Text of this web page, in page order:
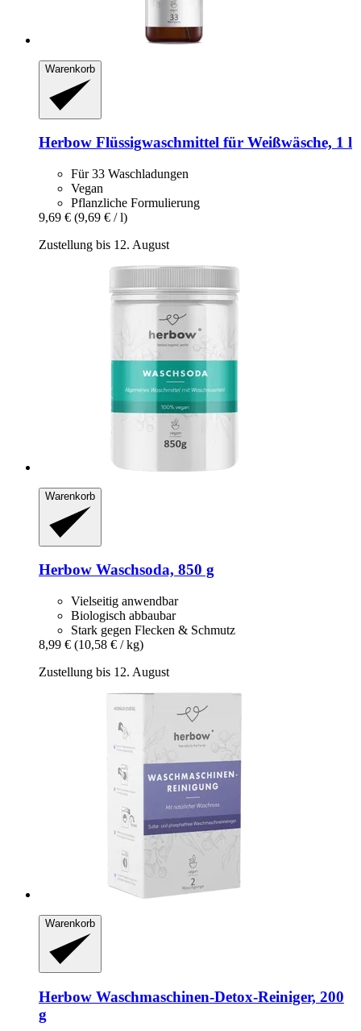
Warenkorb
Herbow Flüssigwaschmittel für Weißwäsche, 1 l
Für 33 Waschladungen
Vegan
Pflanzliche Formulierung
9,69 € (9,69 € / l)
Zustellung bis 12. August
Warenkorb
Herbow Waschsoda, 850 g
Vielseitig anwendbar
Biologisch abbaubar
Stark gegen Flecken & Schmutz
8,99 € (10,58 € / kg)
Zustellung bis 12. August
Warenkorb
Herbow Waschmaschinen-​Detox-​Reiniger, 200
g